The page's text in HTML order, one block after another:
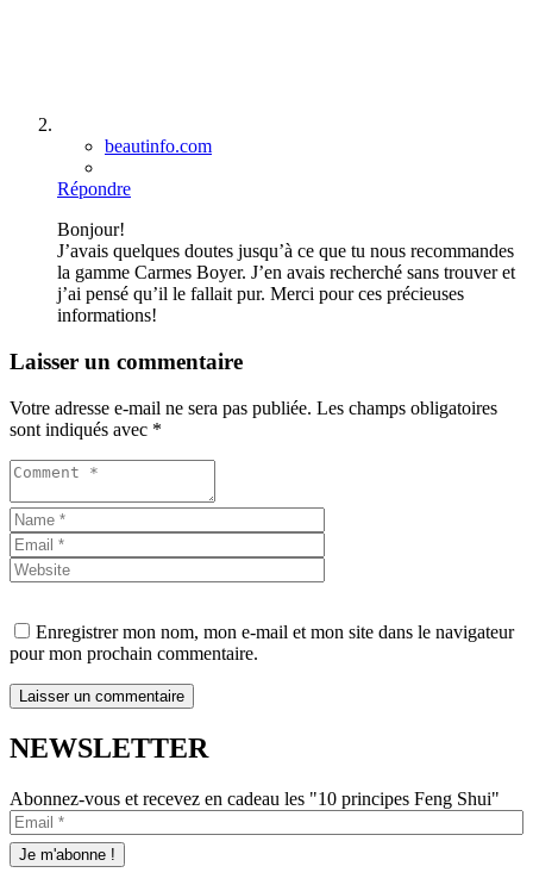
beautinfo.com
Répondre
Bonjour!
J’avais quelques doutes jusqu’à ce que tu nous recommandes
la gamme Carmes Boyer. J’en avais recherché sans trouver et
j’ai pensé qu’il le fallait pur. Merci pour ces précieuses
informations!
Laisser un commentaire
Votre adresse e-mail ne sera pas publiée. Les champs obligatoires
sont indiqués avec *
Enregistrer mon nom, mon e-mail et mon site dans le navigateur
pour mon prochain commentaire.
NEWSLETTER
Abonnez-vous et recevez en cadeau les "10 principes Feng Shui"